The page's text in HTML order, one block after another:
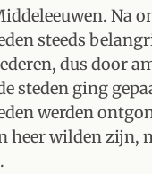
Na
steeds
dus door
steden ging
werden
heer wilden zijn,